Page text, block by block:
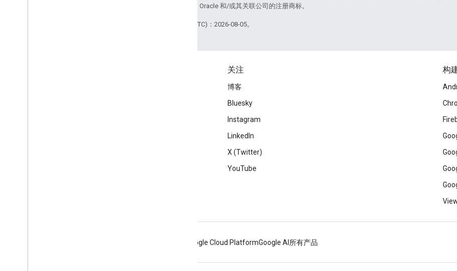
。Java 是 Oracle 和/或其关联公司的注册商标。
最后更新时间 (UTC)：2026-08-05。
关注
博客
Bluesky
Instagram
LinkedIn
X (Twitter)
YouTube
构
Google Cloud PlatformGoogle AI 所有产品